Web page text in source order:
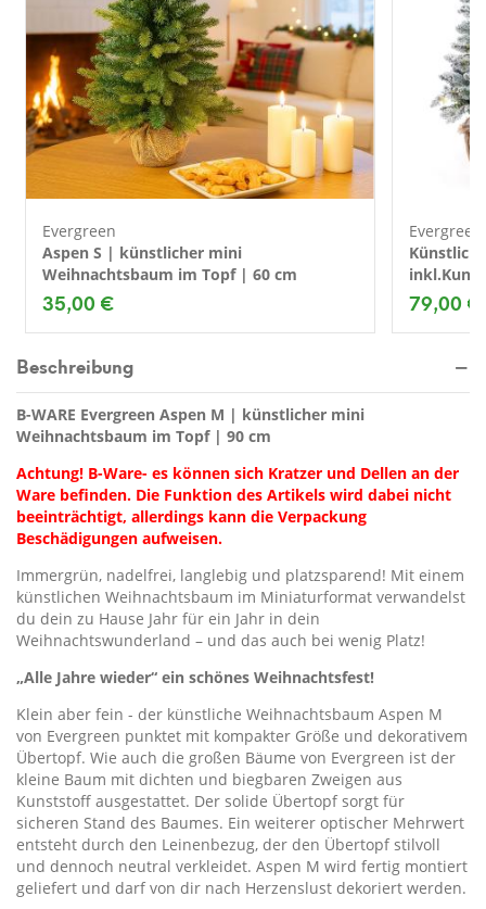
Evergreen
Aspen S | künstlicher mini
Weihnachtsbaum im Topf | 60 cm
35,00 €
Evergreen
cm
79,00 €
Beschreibung
B-WARE Evergreen Aspen M | künstlicher mini
Weihnachtsbaum im Topf | 90 cm
Achtung! B-Ware- es können sich Kratzer und Dellen an der
Ware befinden. Die Funktion des Artikels wird dabei nicht
beeinträchtigt, allerdings kann die Verpackung
Beschädigungen aufweisen.
Immergrün, nadelfrei, langlebig und platzsparend! Mit einem
künstlichen Weihnachtsbaum im Miniaturformat verwandelst
du dein zu Hause Jahr für ein Jahr in dein
Weihnachtswunderland – und das auch bei wenig Platz!
„Alle Jahre wieder“ ein schönes Weihnachtsfest!
Klein aber fein - der künstliche Weihnachtsbaum Aspen M
von Evergreen punktet mit kompakter Größe und dekorativem
Übertopf. Wie auch die großen Bäume von Evergreen ist der
kleine Baum mit dichten und biegbaren Zweigen aus
Kunststoff ausgestattet. Der solide Übertopf sorgt für
sicheren Stand des Baumes. Ein weiterer optischer Mehrwert
entsteht durch den Leinenbezug, der den Übertopf stilvoll
und dennoch neutral verkleidet. Aspen M wird fertig montiert
geliefert und darf von dir nach Herzenslust dekoriert werden.